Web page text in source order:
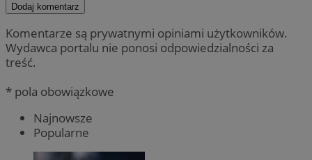
Dodaj komentarz
Komentarze są prywatnymi opiniami użytkowników.
Wydawca portalu nie ponosi odpowiedzialności za
treść.
* pola obowiązkowe
Najnowsze
Popularne